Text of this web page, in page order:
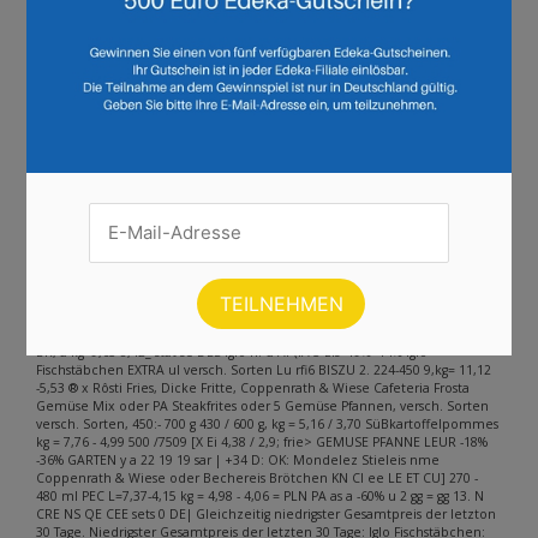
3456789101112131415 161718
Weiter
Seite
Bitte beachten Sie, dass dieser Text automatisch generiert wird und
Er n Dr. Oetker La Mia Grande oder Ristorante glu versch. Sorten, 315
-415g Lure kg 1,08 - CE } TA GRANDE ä zis -22% Zn x Br ws x Re TAAL TT A9 i gl
jr LL] . Gustavo Gusto Pizza Extra Luftig versch. Sorten, 310 - 355 g aid Fu
BR, a kg=9,65-8,42_ stät se DES iglo h. u Ar (IA 5 zis -19% -14% Iglo
Fischstäbchen EXTRA ul versch. Sorten Lu rfi6 BISZU 2. 224-450 9,kg= 11,12
-5,53 ® x Rôsti Fries, Dicke Fritte, Coppenrath & Wiese Cafeteria Frosta
Gemüse Mix oder PA Steakfrites oder 5 Gemüse Pfannen, versch. Sorten
versch. Sorten, 450:- 700 g 430 / 600 g, kg = 5,16 / 3,70 SüBkartoffelpommes
kg = 7,76 - 4,99 500 /7509 [X Ei 4,38 / 2,9; frie> GEMUSE PFANNE LEUR -18%
-36% GARTEN y a 22 19 19 sar | +34 D: OK: Mondelez Stieleis nme
Coppenrath & Wiese oder Bechereis Brötchen KN Cl ee LE ET CU] 270 -
480 ml PEC L=7,37-4,15 kg = 4,98 - 4,06 = PLN PA as a -60% u 2 gg = gg 13. N
CRE NS QE CEE sets 0 DE| Gleichzeitig niedrigster Gesamtpreis der letzton
30 Tage. Niedrigster Gesamtpreis der letzten 30 Tage: Iglo Fischstäbchen: